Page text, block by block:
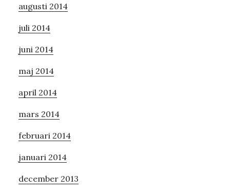
augusti 2014
juli 2014
juni 2014
maj 2014
april 2014
mars 2014
februari 2014
januari 2014
december 2013